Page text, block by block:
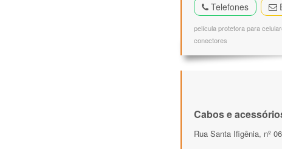
Telefones
película protetora para
conectores
Cabos e
Rua Santa Ifigênia, nº